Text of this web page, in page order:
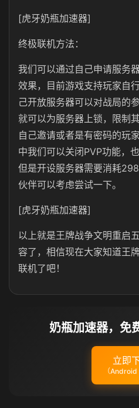
[虎牙奶瓶加速器]
终极联机方法：
我们可以通过自己申请服务
效果，目前游戏支持玩家自
己开放服务器可以对战局的
就可以为服务器上锁，限制
自己邀请或者是有密码的玩
中我们可以关闭PVP功能，
但是开设服务器需要消耗
伙伴可以考虑尝试一下。
[虎牙奶瓶加速器]
以上就是王牌战争文明重启
容了，相信现在大家知道王
联机了吧！
奶瓶加速器，免
立即
（Android